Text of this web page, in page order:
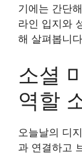
기에는 간단
라인 입지와
해 살펴봅니
소셜
역할
오늘날의 디
과 연결하고